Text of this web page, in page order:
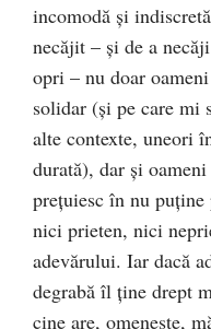
incomodă și
necăjit – și de a
opri – nu doar
solidar (și pe care
alte contexte, uneori
durată), dar și
prețuiesc în nu
nici prieten, nici
adevărului. Iar dacă
degrabă îl ține drept
cine are, omenește,